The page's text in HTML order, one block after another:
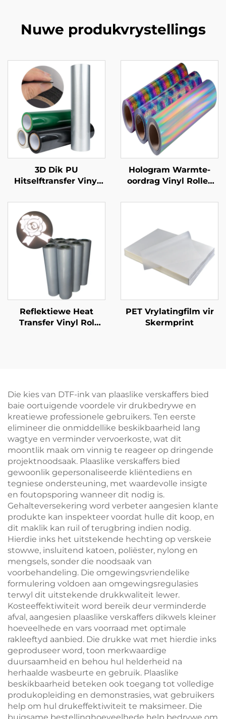
Nuwe produkvrystellings
3D Dik PU
Hitselftransfer Vinyl
Logo Ontwerp
Hologram Warmte-
oordrag Vinyl Rolles
Reflektiewe Heat
Transfer Vinyl Rol
PET Vrylatingfilm vir
Skermprint
Die kies van DTF-ink van plaaslike verskaffers bied
baie oortuigende voordele vir drukbedrywe en
kreatiewe professionele gebruikers. Ten eerste
elimineer die onmiddellike beskikbaarheid lang
wagtye en verminder vervoerkoste, wat dit
moontlik maak om vinnig te reageer op dringende
projektnoodsaak. Plaaslike verskaffers bied
gewoonlik gepersonaliseerde kliëntediens en
tegniese ondersteuning, met waardevolle insigte
en foutopsporing wanneer dit nodig is.
Gehalteversekering word verbeter aangesien klante
produkte kan inspekteer voordat hulle dit koop, en
dit maklik kan ruil of terugbring indien nodig.
Hierdie inks het uitstekende hechting op verskeie
stowwe, insluitend katoen, poliëster, nylong en
mengsels, sonder die noodsaak van
voorbehandeling. Die omgewingsvriendelike
formulering voldoen aan omgewingsregulasies
terwyl dit uitstekende drukkwaliteit lewer.
Kosteeffektiwiteit word bereik deur verminderde
afval, aangesien plaaslike verskaffers dikwels kleiner
hoeveelhede en vars voorraad met optimale
rakleeftyd aanbied. Die drukke wat met hierdie inks
geproduseer word, toon merkwaardige
duursaamheid en behou hul helderheid na
herhaalde wasbeurte en gebruik. Plaaslike
beskikbaarheid beteken ook toegang tot volledige
produkopleiding en demonstrasies, wat gebruikers
help om hul drukeffektiwiteit te maksimeer. Die